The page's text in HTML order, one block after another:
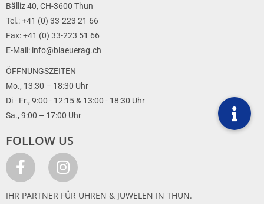
Bälliz 40, CH-3600 Thun
Tel.: +41 (0) 33-223 21 66
Fax: +41 (0) 33-223 51 66
E-Mail: info@blaeuerag.ch
ÖFFNUNGSZEITEN
Mo., 13:30 – 18:30 Uhr
Di - Fr., 9:00 - 12:15 & 13:00 - 18:30 Uhr
Sa., 9:00 – 17:00 Uhr
FOLLOW US
IHR PARTNER FÜR UHREN & JUWELEN IN THUN.